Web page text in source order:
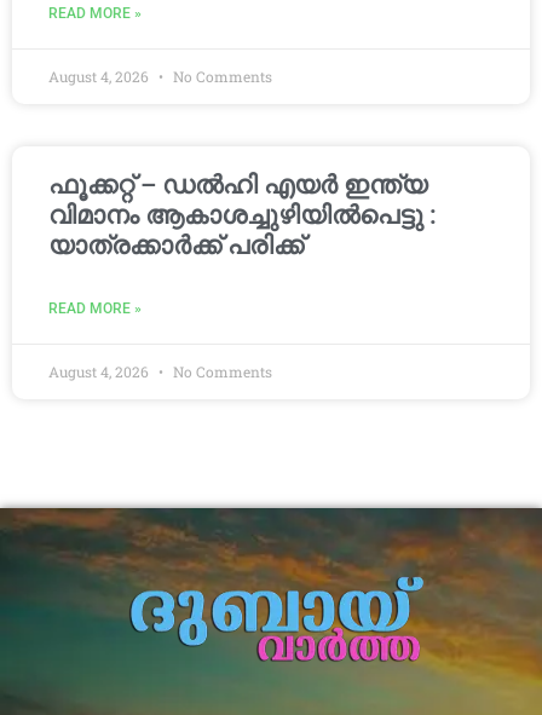
READ MORE »
August 4, 2026 No Comments
ഫൂക്കറ്റ് – ഡൽഹി എയര്‍ ഇന്ത്യ
വിമാനം ആകാശച്ചുഴിയില്‍പെട്ടു :
യാത്രക്കാര്‍ക്ക് പരിക്ക്
READ MORE »
August 4, 2026 No Comments